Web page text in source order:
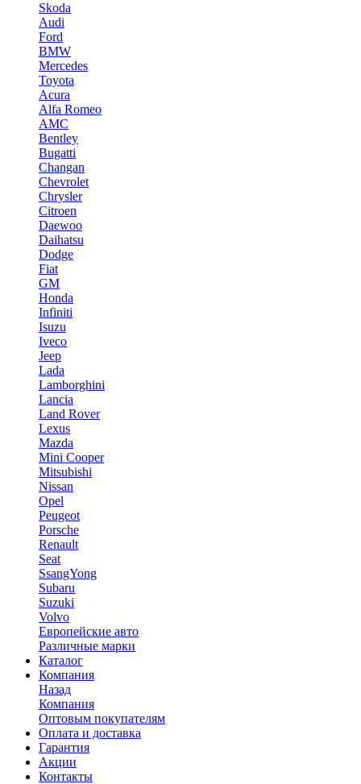
Skoda
Audi
Ford
BMW
Mercedes
Toyota
Acura
Alfa Romeo
AMC
Bentley
Bugatti
Changan
Chevrolet
Chrysler
Citroen
Daewoo
Daihatsu
Dodge
Fiat
GM
Honda
Infiniti
Isuzu
Iveco
Jeep
Lada
Lamborghini
Lancia
Land Rover
Lexus
Mazda
Mini Cooper
Mitsubishi
Nissan
Opel
Peugeot
Porsche
Renault
Seat
SsangYong
Subaru
Suzuki
Volvo
Европейские авто
Различные марки
Каталог
Компания
Назад
Компания
Оптовым покупателям
Оплата и доставка
Гарантия
Акции
Контакты